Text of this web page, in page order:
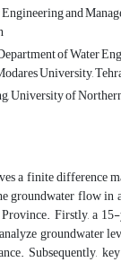
and
of Water
University,
University of
a finite difference
groundwater flow
Firstly, a
groundwater
Subsequently,